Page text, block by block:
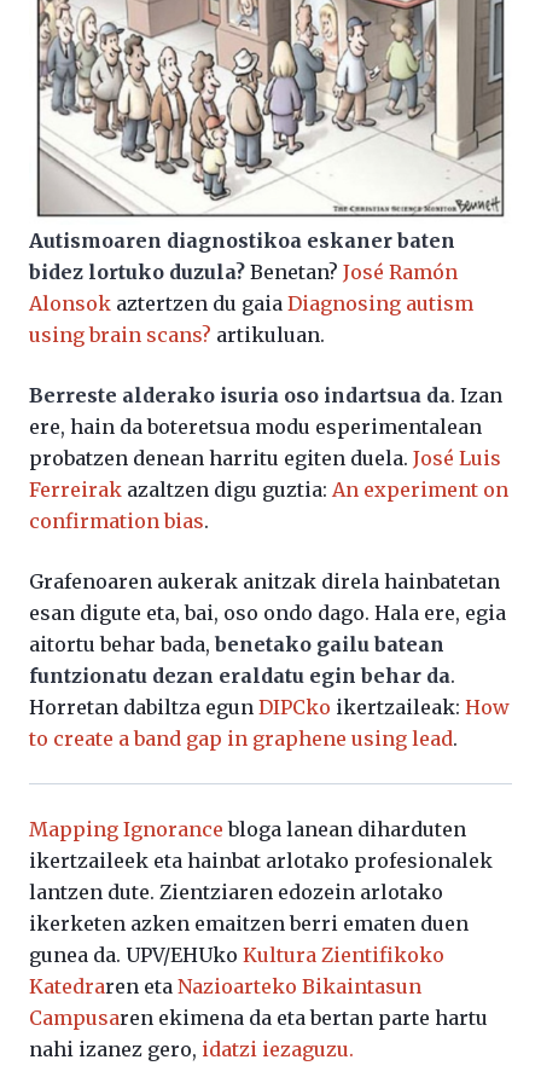
Autismoaren diagnostikoa eskaner baten
bidez lortuko duzula? Benetan? José Ramón
Alonsok aztertzen du gaia Diagnosing autism
using brain scans? artikuluan.
Berreste alderako isuria oso indartsua da. Izan
ere, hain da boteretsua modu esperimentalean
probatzen denean harritu egiten duela. José Luis
Ferreirak azaltzen digu guztia: An experiment on
confirmation bias.
Grafenoaren aukerak anitzak direla hainbatetan
esan digute eta, bai, oso ondo dago. Hala ere, egia
aitortu behar bada,benetako gailu batean
funtzionatu dezan eraldatu egin behar da.
Horretan dabiltza egun DIPCko ikertzaileak: How
to create a band gap in graphene using lead.
Mapping Ignorance bloga lanean diharduten
ikertzaileek eta hainbat arlotako profesionalek
lantzen dute. Zientziaren edozein arlotako
ikerketen azken emaitzen berri ematen duen
gunea da. UPV/EHUko Kultura Zientifikoko
Katedraren eta Nazioarteko Bikaintasun
Campusaren ekimena da eta bertan parte hartu
nahi izanez gero, idatzi iezaguzu.